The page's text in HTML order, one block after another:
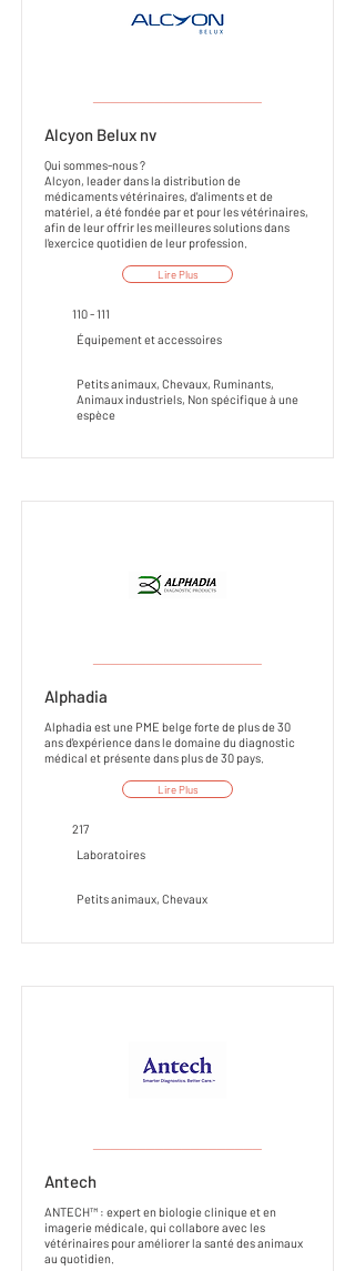
Alcyon Belux nv
Qui sommes-nous ?
Alcyon, leader dans la distribution de
médicaments vétérinaires, d'aliments et de
matériel, a été fondée par et pour les vétérinaires,
afin de leur offrir les meilleures solutions dans
l'exercice quotidien de leur profession.
Lire Plus
110 - 111
Équipement et accessoires
Petits animaux, Chevaux, Ruminants,
Animaux industriels, Non spécifique à une
espèce
Alphadia
Alphadia est une PME belge forte de plus de 30
ans d'expérience dans le domaine du diagnostic
médical et présente dans plus de 30 pays.
Lire Plus
217
Laboratoires
Petits animaux, Chevaux
Antech
ANTECH™ : expert en biologie clinique et en
imagerie médicale, qui collabore avec les
vétérinaires pour améliorer la santé des animaux
au quotidien.